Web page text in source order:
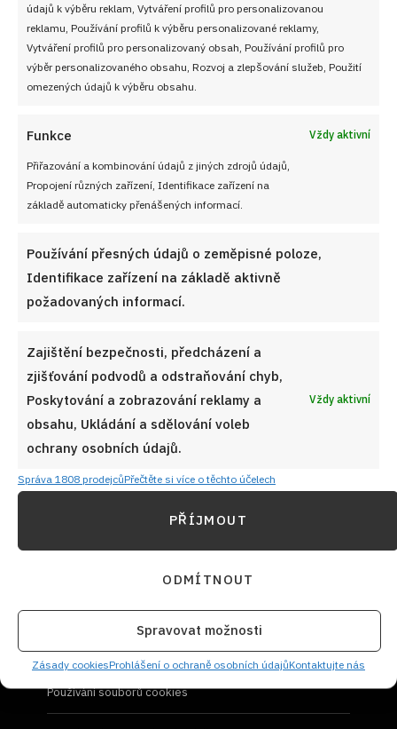
údajů k výběru reklam, Vytváření profilů pro personalizovanou
reklamu, Používání profilů k výběru personalizované reklamy,
Vytváření profilů pro personalizovaný obsah, Používání profilů pro
výběr personalizovaného obsahu, Rozvoj a zlepšování služeb, Použití
omezených údajů k výběru obsahu.
Funkce Vždy aktivní
Přiřazování a kombinování údajů z jiných zdrojů údajů,
Propojení různých zařízení, Identifikace zařízení na
základě automaticky přenášených informací.
Používání přesných údajů o zeměpisné poloze,
Identifikace zařízení na základě aktivně
požadovaných informací.
Zajištění bezpečnosti, předcházení a
zjišťování podvodů a odstraňování chyb,
Poskytování a zobrazování reklamy a
obsahu, Ukládání a sdělování voleb
ochrany osobních údajů.
Vždy aktivní
Správa 1808 prodejcůPřečtěte si více o těchto účelech
PŘÍJMOUT
ODMÍTNOUT
Spravovat možnosti
Zásady cookiesProhlášení o ochraně osobních údajůKontaktujte nás
NEZMEŠKEJTE ŽÁDNÝ RECEPT!
adresu
CHCI RECEPTY E-MAILEM
UŽITEČNÉ ODKAZY
Soutěž pro Aktivní kuchaře 2024
Naši kuchaři
O nás
Kontaktujte nás
Používání souborů cookies